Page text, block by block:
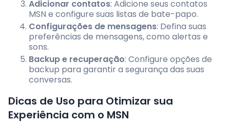
Adicionar contatos: Adicione seus contatos
MSN e configure suas listas de bate-papo.
Configurações de mensagens: Defina suas
preferências de mensagens, como alertas e
sons.
Backup e recuperação: Configure opções de
backup para garantir a segurança das suas
conversas.
Dicas de Uso para Otimizar sua
Experiência com o MSN